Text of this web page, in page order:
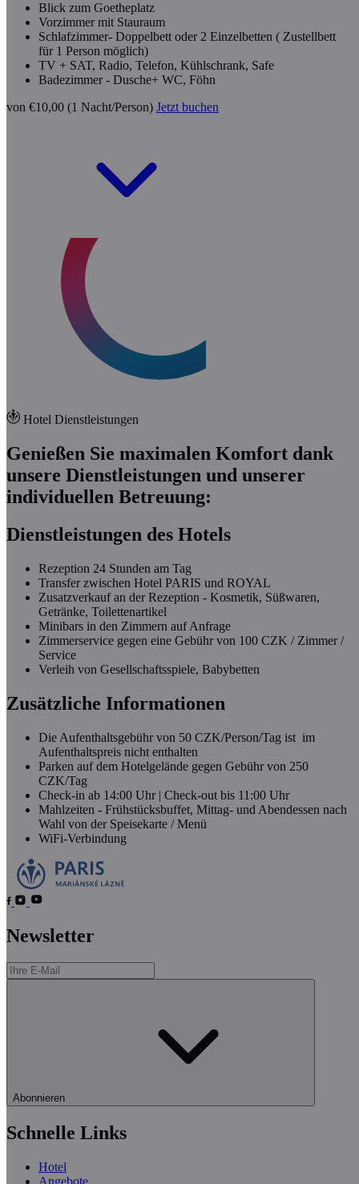
Blick zum Goetheplatz
Vorzimmer mit Stauraum
Schlafzimmer- Doppelbett oder 2 Einzelbetten ( Zustellbett
für 1 Person möglich)
TV + SAT, Radio, Telefon, Kühlschrank, Safe
Badezimmer - Dusche+ WC, Föhn
von €10,00 (1 Nacht/Person) Jetzt buchen
Hotel Dienstleistungen
Genießen Sie maximalen Komfort dank
unsere Dienstleistungen und unserer
individuellen Betreuung:
Dienstleistungen des Hotels
Rezeption 24 Stunden am Tag
Transfer zwischen Hotel PARIS und ROYAL
Zusatzverkauf an der Rezeption - Kosmetik, Süßwaren,
Getränke, Toilettenartikel
Minibars in den Zimmern auf Anfrage
Zimmerservice gegen eine Gebühr von 100 CZK / Zimmer /
Service
Verleih von Gesellschaftsspiele, Babybetten
Zusätzliche Informationen
Die Aufenthaltsgebühr von 50 CZK/Person/Tag ist im
Aufenthaltspreis nicht enthalten
Parken auf dem Hotelgelände gegen Gebühr von 250
CZK/Tag
Check-in ab 14:00 Uhr | Check-out bis 11:00 Uhr
Mahlzeiten - Frühstücksbuffet, Mittag- und Abendessen nach
Wahl von der Speisekarte / Menü
WiFi-Verbindung
Newsletter
Abonnieren
Schnelle Links
Hotel